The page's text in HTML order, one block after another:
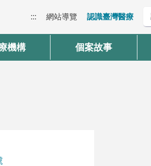
::: 網站導覽 認識臺灣醫療
機構 個案故事